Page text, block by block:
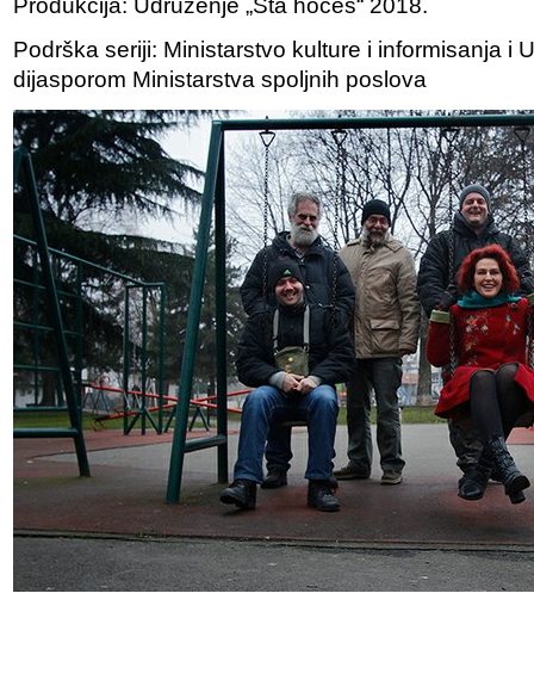
Podrška seriji: Ministarstvo kulture i informisanja i
dijasporom Ministarstva spoljnih poslova